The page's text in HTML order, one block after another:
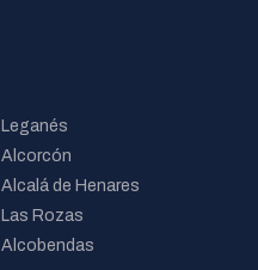
Leganés
Alcorcón
Alcalá de Henares
Las Rozas
Alcobendas